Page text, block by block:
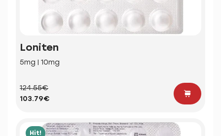
Loniten
5mg | 10mg
124.55€
103.79€
Hit!